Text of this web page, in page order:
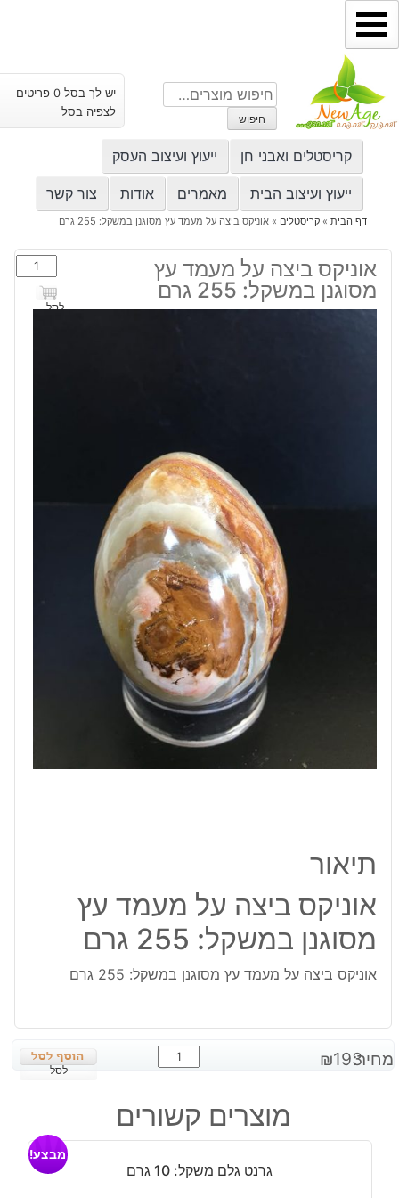
דילוג
לתוכן
חיפוש
עבור:
חיפוש
יש לך בסל 0 פריטים
לצפיה בסל
קריסטלים ואבני חן ייעוץ ועיצוב העסק
ייעוץ ועיצוב הבית מאמרים אודות צור קשר
דף הבית» קריסטלים » אוניקס ביצה על מעמד עץ מסוגנן במשקל: 255 גרם
אוניקס ביצה על מעמד עץ
מסוגנן במשקל: 255 גרם
כמות
של
אוניקס
לסל
תיאור
אוניקס ביצה על מעמד עץ
מסוגנן במשקל: 255 גרם
אוניקס ביצה על מעמד עץ מסוגנן במשקל: 255 גרם
מחיר: ₪193
כמות
של
ביצה
על
עץ
לסל
מוצרים קשורים
גרנט גלם משקל: 10 גרם
מבצע!